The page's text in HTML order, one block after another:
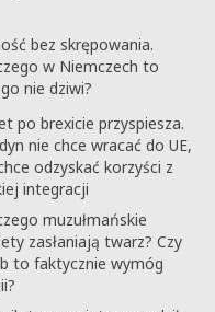
bez skrępowania.
w Niemczech to
nie dziwi?
po brexicie przyspiesza.
nie chce wracać do UE,
odzyskać korzyści z
integracji
muzułmańskie
zasłaniają twarz? Czy
to faktycznie wymóg